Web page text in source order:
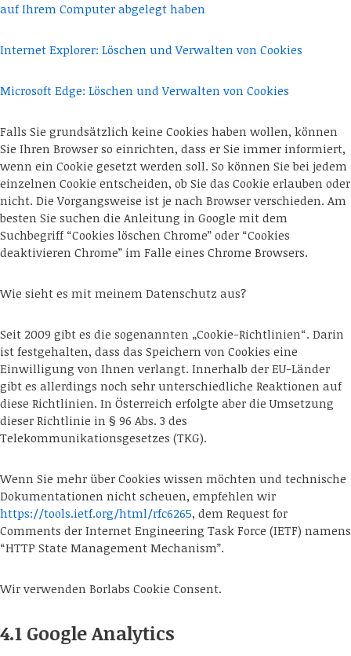
auf Ihrem Computer abgelegt haben
Internet Explorer: Löschen und Verwalten von Cookies
Microsoft Edge: Löschen und Verwalten von Cookies
Falls Sie grundsätzlich keine Cookies haben wollen, können
Sie Ihren Browser so einrichten, dass er Sie immer informiert,
wenn ein Cookie gesetzt werden soll. So können Sie bei jedem
einzelnen Cookie entscheiden, ob Sie das Cookie erlauben oder
nicht. Die Vorgangsweise ist je nach Browser verschieden. Am
besten Sie suchen die Anleitung in Google mit dem
Suchbegriff “Cookies löschen Chrome” oder “Cookies
deaktivieren Chrome” im Falle eines Chrome Browsers.
Wie sieht es mit meinem Datenschutz aus?
Seit 2009 gibt es die sogenannten „Cookie-Richtlinien“. Darin
ist festgehalten, dass das Speichern von Cookies eine
Einwilligung von Ihnen verlangt. Innerhalb der EU-Länder
gibt es allerdings noch sehr unterschiedliche Reaktionen auf
diese Richtlinien. In Österreich erfolgte aber die Umsetzung
dieser Richtlinie in § 96 Abs. 3 des
Telekommunikationsgesetzes (TKG).
Wenn Sie mehr über Cookies wissen möchten und technische
Dokumentationen nicht scheuen, empfehlen wir
https://tools.ietf.org/html/rfc6265, dem Request for
Comments der Internet Engineering Task Force (IETF) namens
“HTTP State Management Mechanism”.
Wir verwenden Borlabs Cookie Consent.
4.1 Google Analytics